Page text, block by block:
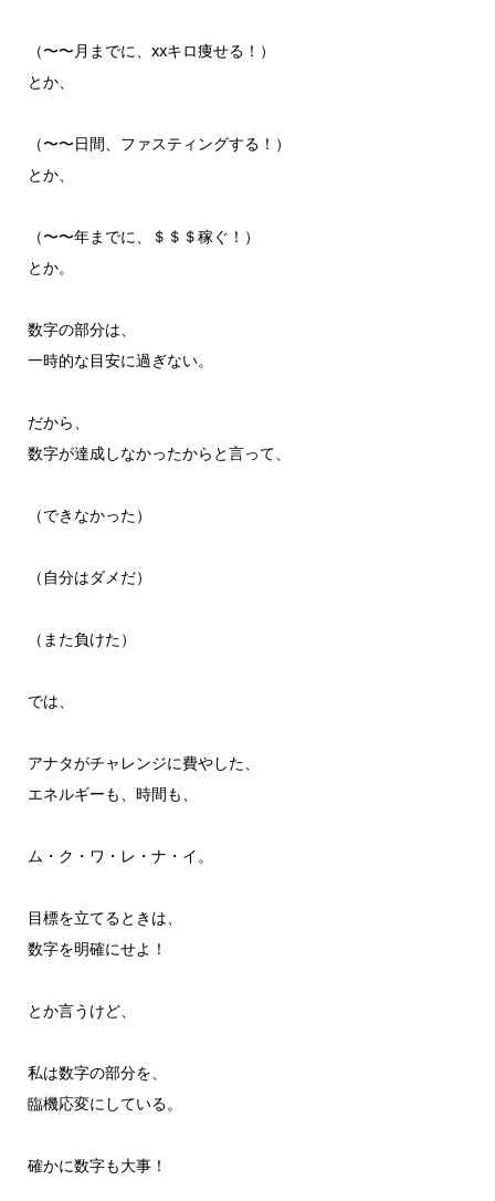
（〜〜月までに、xxキロ痩せる！）
とか、
（〜〜日間、ファスティングする！）
とか、
（〜〜年までに、＄＄＄稼ぐ！）
とか。
数字の部分は、
一時的な目安に過ぎない。
だから、
数字が達成しなかったからと言って、
（できなかった）
（自分はダメだ）
（また負けた）
では、
アナタがチャレンジに費やした、
エネルギーも、時間も、
ム・ク・ワ・レ・ナ・イ。
目標を立てるときは、
数字を明確にせよ！
とか言うけど、
私は数字の部分を、
臨機応変にしている。
確かに数字も大事！